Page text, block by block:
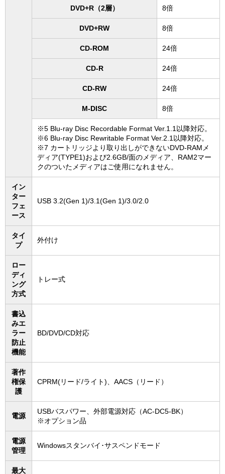
DVD+R（2層） 8倍
DVD+RW 8倍
CD-ROM 24倍
CD-R 24倍
CD-RW 24倍
M-DISC 8倍
※5 Blu-ray Disc Recordable Format Ver.1.1以降対応。
※6 Blu-ray Disc Rewritable Format Ver.2.1以降対応。
※7 カートリッジより取り出しができないDVD-RAMメ
ディア(TYPE1)および2.6GB/面のメディア、RAM2マー
クのついたメディアはご使用になれません。
イン
ター
フェ
ース
USB 3.2(Gen 1)/3.1(Gen 1)/3.0/2.0
タイ
プ
外付け
ロー
ディ
ング
方式
トレー式
書込
みエ
ラー
防止
機能
BD/DVD/CD対応
著作
権保
護
CPRM(リード/ライト)、AACS（リード）
電源
USBバスパワー、外部電源対応（AC-DC5-BK）
※オプション品
電源
管理
Windowsスタンバイ･サスペンドモード
最大